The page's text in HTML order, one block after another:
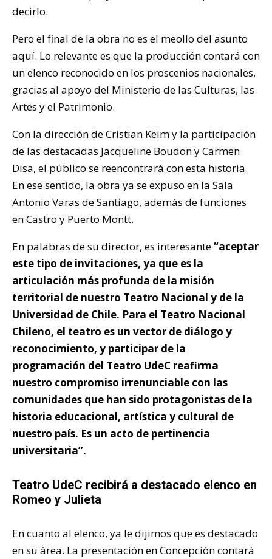
decirlo.
Pero el final de la obra no es el meollo del asunto
aquí. Lo relevante es que la producción contará con
un elenco reconocido en los proscenios nacionales,
gracias al apoyo del Ministerio de las Culturas, las
Artes y el Patrimonio.
Con la dirección de Cristian Keim y la participación
de las destacadas Jacqueline Boudon y Carmen
Disa, el público se reencontrará con esta historia.
En ese sentido, la obra ya se expuso en la Sala
Antonio Varas de Santiago, además de funciones
en Castro y Puerto Montt.
En palabras de su director, es interesante“aceptar
este tipo de invitaciones, ya que es la
articulación más profunda de la misión
territorial de nuestro Teatro Nacional y de la
Universidad de Chile. Para el Teatro Nacional
Chileno, el teatro es un vector de diálogo y
reconocimiento, y participar de la
programación del Teatro UdeC reafirma
nuestro compromiso irrenunciable con las
comunidades que han sido protagonistas de la
historia educacional, artística y cultural de
nuestro país. Es un acto de pertinencia
universitaria”.
Teatro UdeC recibirá a destacado elenco en
Romeo y Julieta
En cuanto al elenco, ya le dijimos que es destacado
en su área. La presentación en Concepción contará